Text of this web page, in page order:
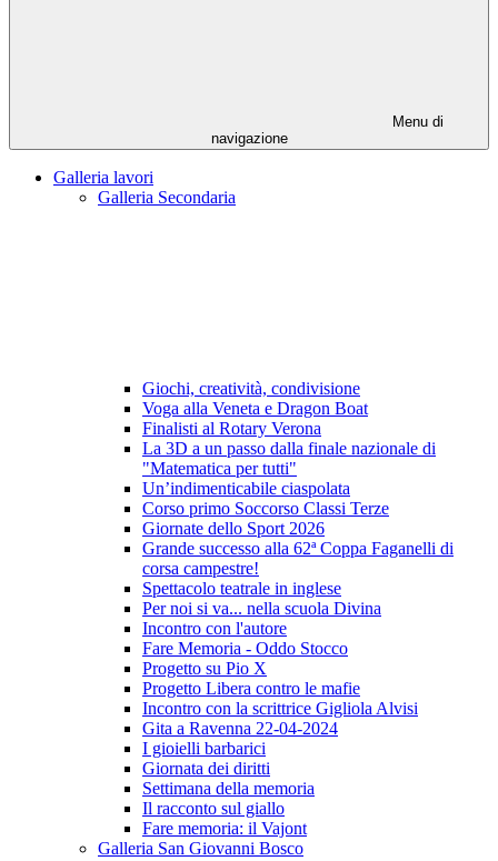
Menu di
navigazione
Galleria lavori
Galleria Secondaria
Giochi, creatività, condivisione
Voga alla Veneta e Dragon Boat
Finalisti al Rotary Verona
La 3D a un passo dalla finale nazionale di
"Matematica per tutti"
Un’indimenticabile ciaspolata
Corso primo Soccorso Classi Terze
Giornate dello Sport 2026
Grande successo alla 62ª Coppa Faganelli di
corsa campestre!
Spettacolo teatrale in inglese
Per noi si va... nella scuola Divina
Incontro con l'autore
Fare Memoria - Oddo Stocco
Progetto su Pio X
Progetto Libera contro le mafie
Incontro con la scrittrice Gigliola Alvisi
Gita a Ravenna 22-04-2024
I gioielli barbarici
Giornata dei diritti
Settimana della memoria
Il racconto sul giallo
Fare memoria: il Vajont
Galleria San Giovanni Bosco